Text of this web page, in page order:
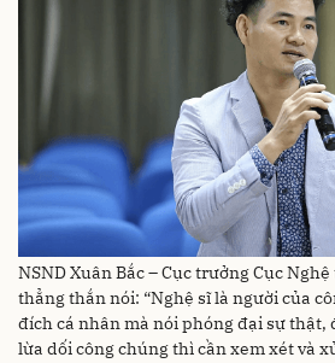
NSND Xuân Bắc – Cục trưởng Cục
thẳng thắn nói: “Nghệ sĩ là người của
đích cá nhân mà nói phóng đại sự thật,
lừa dối công chúng thì cần xem xét và